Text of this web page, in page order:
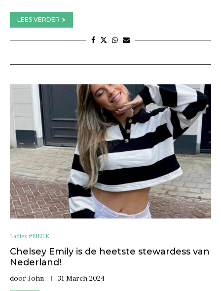
LEES VERDER
Ladies #MNLK
Chelsey Emily is de heetste stewardess van
Nederland!
door John 31 March 2024